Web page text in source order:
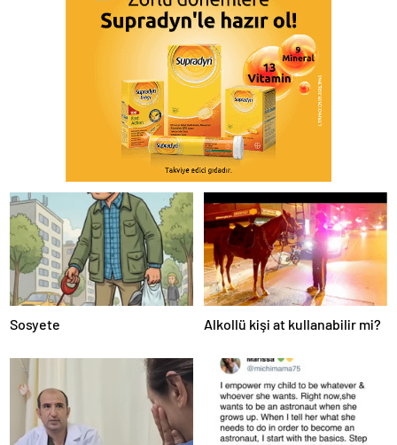
Sosyete Alkollü kişi at kullanabilir mi?